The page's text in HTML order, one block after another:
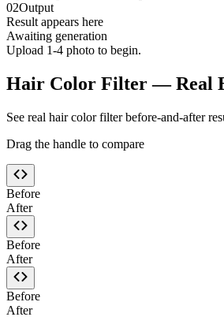
02Output
Result appears here
Awaiting generation
Upload 1-4 photo to begin.
Hair Color Filter — Real
See real hair color filter before-and-after
Drag the handle to compare
Before
After
Before
After
Before
After